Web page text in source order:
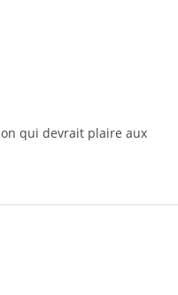
qui devrait plaire aux